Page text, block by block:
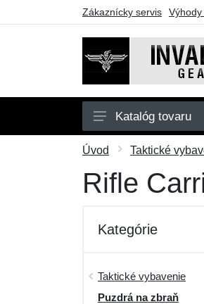
Zákaznícky servis
Pánske
Doplnky
Taktické vybavenie
Výpredaj
Katalóg tovaru
Úvod Taktické
Rifle
Kategórie
Taktické vybavenie
Puzdrá na zbraň